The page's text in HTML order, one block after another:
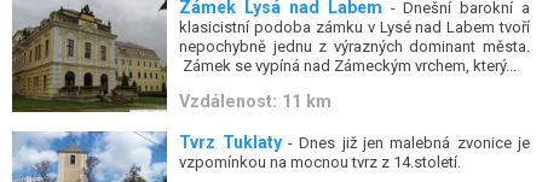
Zámek Lysá nad Labem - Dnešní barokní a
klasicistní podoba zámku v Lysé nad Labem tvoří
nepochybně jednu z výrazných dominant města.
Zámek se vypíná nad Zámeckým vrchem, který...
Vzdálenost: 11 km
Tvrz Tuklaty- Dnes již jen malebná zvonice je
vzpomínkou na mocnou tvrz z 14.století.